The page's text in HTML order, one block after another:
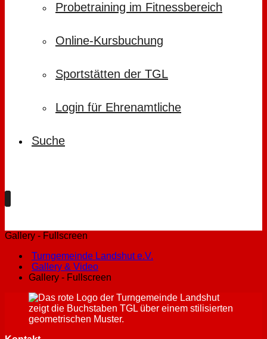
Probetraining im Fitnessbereich
Online-Kursbuchung
Sportstätten der TGL
Login für Ehrenamtliche
Suche
Gallery - Fullscreen
Turngemeinde Landshut e.V.
Gallery & Video
Gallery - Fullscreen